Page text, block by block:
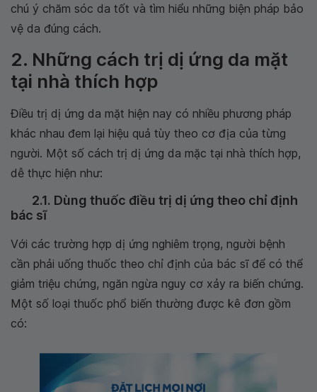
chú ý chăm sóc da tốt và tìm hiểu những biện pháp bảo
vệ da đúng cách.
2. Những cách trị dị ứng da mặt
tại nhà thích hợp
Điều trị dị ứng da mặt hiện nay có nhiều phương pháp
khác nhau đem lại hiệu quả tùy theo cơ địa của từng
người. Một số cách trị dị ứng da mặc tại nhà thích hợp,
dễ thực hiện như:
2.1. Dùng thuốc điều trị dị ứng theo chỉ định
bác sĩ
Với các trường hợp dị ứng nghiêm trọng, người bệnh
cần phải uống thuốc theo chỉ định của bác sĩ để có thể
giảm triệu chứng, ngăn ngừa nguy cơ xảy ra biến chứng.
Một số loại thuốc phổ biến thường được kê đơn gồm
có: